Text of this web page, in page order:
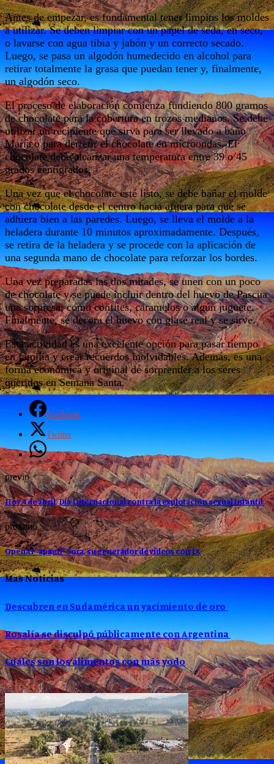
Antes de empezar, es fundamental tener limpios los moldes
a utilizar. Se deben limpiar con un papel de seda, en seco,
o lavarse con agua tibia y jabón y un correcto secado.
Luego, se pasa un algodón humedecido en alcohol para
retirar totalmente la grasa que puedan tener y, finalmente,
un algodón seco.
El proceso de elaboración comienza fundiendo 800 gramos
de chocolate para la cobertura en trozos medianos. Se debe
utilizar un recipiente que sirva para ser llevado a baño
María o para derretir el chocolate en microondas. El
chocolate debe alcanzar una temperatura entre 39 o 45
grados centígrados.
Una vez que el chocolate esté listo, se debe bañar el molde
con chocolate desde el centro hacia afuera para que se
adhiera bien a las paredes. Luego, se lleva el molde a la
heladera durante 10 minutos aproximadamente. Después,
se retira de la heladera y se procede con la aplicación de
una segunda mano de chocolate para reforzar los bordes.
Una vez preparadas las dos mitades, se unen con un poco
de chocolate y se puede incluir dentro del huevo de Pascua
una sorpresa, como confites, caramelos o algún juguete.
Finalmente, se decora el huevo con glasé real y se sirve.
Esta actividad es una excelente opción para pasar tiempo
en familia y crear recuerdos inolvidables. Además, es una
forma económica y original de sorprender a los seres
queridos en Semana Santa.
Facebook
Twitter
WhatsApp
previo
Hoy 4 de abril, Día Internacional contra la explotación sexual infantil
proximo
OpenAI “apagó” Sora, su generador de videos con IA
Mas Noticias
Descubren en Sudamérica un yacimiento de oro
Rosalía se disculpó públicamente con Argentina
Cuáles son los alimentos con más yodo